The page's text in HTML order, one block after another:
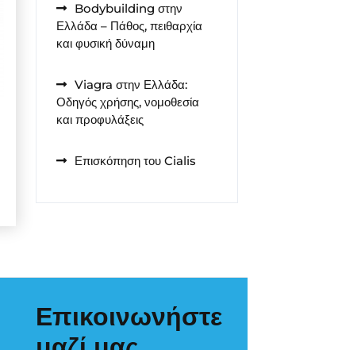
Bodybuilding στην
Ελλάδα – Πάθος, πειθαρχία
και φυσική δύναμη
Viagra στην Ελλάδα:
Οδηγός χρήσης, νομοθεσία
και προφυλάξεις
Επισκόπηση του Cialis
Επικοινωνήστε